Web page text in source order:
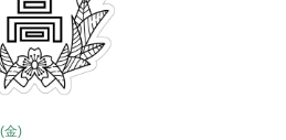
金)